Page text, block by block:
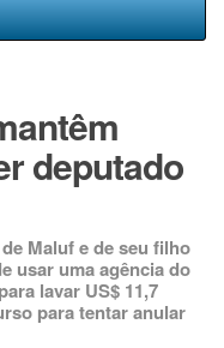
deputado
Maluf e de seu filho
usar uma agência do
lavar US$ 11,7
para tentar anular